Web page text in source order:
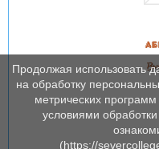
Продолжая использовать
на обработку
метрических
условиями
(https://